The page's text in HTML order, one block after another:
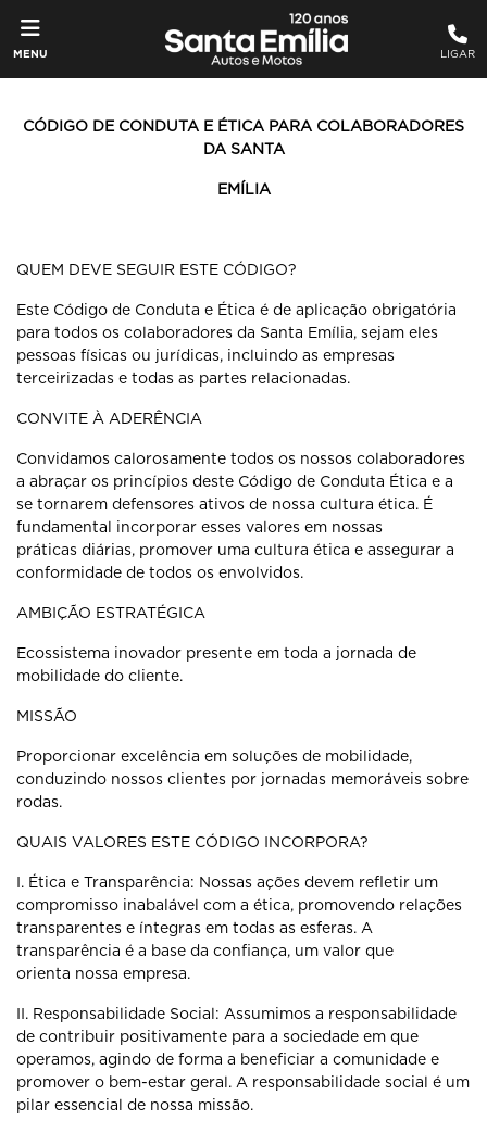
MENU LIGAR
CÓDIGO DE CONDUTA E ÉTICA PARA COLABORADORES
DA SANTA
EMÍLIA
QUEM DEVE SEGUIR ESTE CÓDIGO?
Este Código de Conduta e Ética é de aplicação obrigatória
para todos os colaboradores da Santa Emília, sejam eles
pessoas físicas ou jurídicas, incluindo as empresas
terceirizadas e todas as partes relacionadas.
CONVITE À ADERÊNCIA
Convidamos calorosamente todos os nossos colaboradores
a abraçar os princípios deste Código de Conduta Ética e a
se tornarem defensores ativos de nossa cultura ética. É
fundamental incorporar esses valores em nossas
práticas diárias, promover uma cultura ética e assegurar a
conformidade de todos os envolvidos.
AMBIÇÃO ESTRATÉGICA
Ecossistema inovador presente em toda a jornada de
mobilidade do cliente.
MISSÃO
Proporcionar excelência em soluções de mobilidade,
conduzindo nossos clientes por jornadas memoráveis sobre
rodas.
QUAIS VALORES ESTE CÓDIGO INCORPORA?
I. Ética e Transparência: Nossas ações devem refletir um
compromisso inabalável com a ética, promovendo relações
transparentes e íntegras em todas as esferas. A
transparência é a base da confiança, um valor que
orienta nossa empresa.
II. Responsabilidade Social: Assumimos a responsabilidade
de contribuir positivamente para a sociedade em que
operamos, agindo de forma a beneficiar a comunidade e
promover o bem-estar geral. A responsabilidade social é um
pilar essencial de nossa missão.